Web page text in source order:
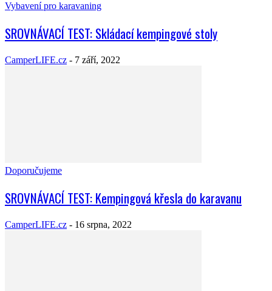
Vybavení pro karavaning
SROVNÁVACÍ TEST: Skládací kempingové stoly
CamperLIFE.cz - 7 září, 2022
Doporučujeme
SROVNÁVACÍ TEST: Kempingová křesla do karavanu
CamperLIFE.cz - 16 srpna, 2022